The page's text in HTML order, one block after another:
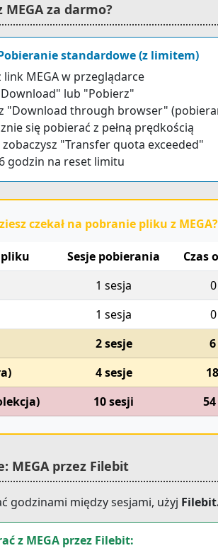
MEGA za darmo?
standardowe (z limitem)
MEGA w przeglądarce
lub "Pobierz"
"Download through browser"
się pobierać z pełną prędkością
zobaczysz "Transfer quota exceeded"
godzin na reset limitu
czekał na pobranie pliku z MEGA?
Sesje pobierania
Czas
1 sesja
1 sesja
2 sesje
4 sesje
10 sesji
MEGA przez Filebit
godzinami między sesjami, użyj
z MEGA przez Filebit: